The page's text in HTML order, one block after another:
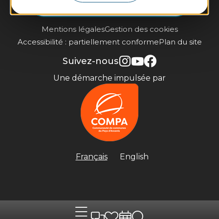
Je m'inscris à la newsletter
Mentions légalesGestion des cookies
Accessibilité : partiellement conformePlan du site
Suivez-nous
Une démarche impulsée par
Français English